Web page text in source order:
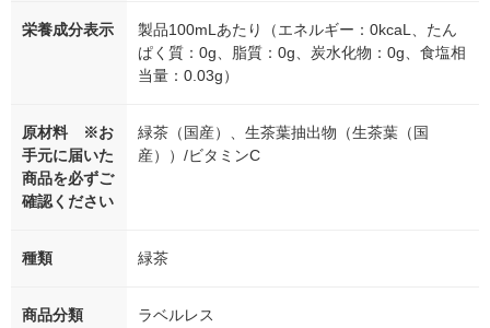
栄養成分表示
製品100mLあたり（エネルギー：0kcaL、たん
ぱく質：0g、脂質：0g、炭水化物：0g、食塩相
当量：0.03g）
原材料 ※お
手元に届いた
商品を必ずご
確認ください
緑茶（国産）、生茶葉抽出物（生茶葉（国
産））/ビタミンC
種類 緑茶
商品分類 ラベルレス